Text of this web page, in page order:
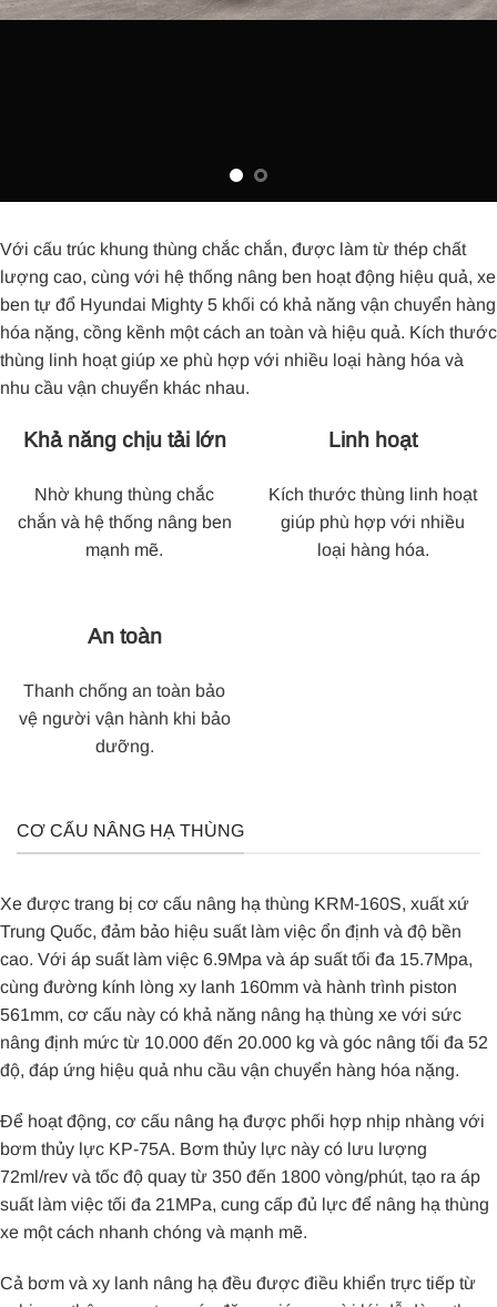
Với cấu trúc khung thùng chắc chắn, được làm từ thép chất
lượng cao, cùng với hệ thống nâng ben hoạt động hiệu quả, xe
ben tự đổ Hyundai Mighty 5 khối có khả năng vận chuyển hàng
hóa nặng, cồng kềnh một cách an toàn và hiệu quả. Kích thước
thùng linh hoạt giúp xe phù hợp với nhiều loại hàng hóa và
nhu cầu vận chuyển khác nhau.
Khả năng chịu tải lớn
Nhờ khung thùng chắc
chắn và hệ thống nâng ben
mạnh mẽ.
Linh hoạt
Kích thước thùng linh hoạt
giúp phù hợp với nhiều
loại hàng hóa.
An toàn
Thanh chống an toàn bảo
vệ người vận hành khi bảo
dưỡng.
CƠ CẤU NÂNG HẠ THÙNG
Xe được trang bị cơ cấu nâng hạ thùng KRM-160S, xuất xứ
Trung Quốc, đảm bảo hiệu suất làm việc ổn định và độ bền
cao. Với áp suất làm việc 6.9Mpa và áp suất tối đa 15.7Mpa,
cùng đường kính lòng xy lanh 160mm và hành trình piston
561mm, cơ cấu này có khả năng nâng hạ thùng xe với sức
nâng định mức từ 10.000 đến 20.000 kg và góc nâng tối đa 52
độ, đáp ứng hiệu quả nhu cầu vận chuyển hàng hóa nặng.
Để hoạt động, cơ cấu nâng hạ được phối hợp nhịp nhàng với
bơm thủy lực KP-75A. Bơm thủy lực này có lưu lượng
72ml/rev và tốc độ quay từ 350 đến 1800 vòng/phút, tạo ra áp
suất làm việc tối đa 21MPa, cung cấp đủ lực để nâng hạ thùng
xe một cách nhanh chóng và mạnh mẽ.
Cả bơm và xy lanh nâng hạ đều được điều khiển trực tiếp từ